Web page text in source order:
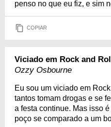
penso no que eu fiz, e sim
COPIAR
Viciado em Rock and
Ozzy Osbourne
Eu sou um viciado em
tantos tomam drogas e se
a festa continue. Mas isso
poço se comparado a um